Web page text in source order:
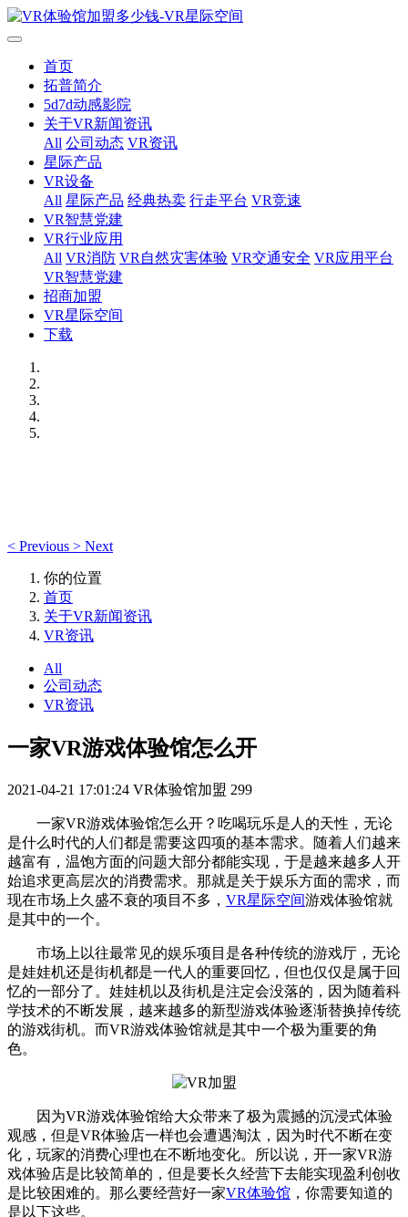
首页
拓普简介
5d7d动感影院
关于VR新闻资讯
All 公司动态 VR资讯
星际产品
VR设备
All 星际产品 经典热卖 行走平台 VR竞速
VR智慧党建
VR行业应用
All VR消防 VR自然灾害体验 VR交通安全 VR应用平台
VR智慧党建
招商加盟
VR星际空间
下载
< Previous > Next
你的位置
首页
关于VR新闻资讯
VR资讯
All
公司动态
VR资讯
一家VR游戏体验馆怎么开
2021-04-21 17:01:24 VR体验馆加盟 299
一家VR游戏体验馆怎么开？吃喝玩乐是人的天性，无论
是什么时代的人们都是需要这四项的基本需求。随着人们越来
越富有，温饱方面的问题大部分都能实现，于是越来越多人开
始追求更高层次的消费需求。那就是关于娱乐方面的需求，而
现在市场上久盛不衰的项目不多， VR星际空间游戏体验馆就
是其中的一个。
市场上以往最常见的娱乐项目是各种传统的游戏厅，无论
是娃娃机还是街机都是一代人的重要回忆，但也仅仅是属于回
忆的一部分了。娃娃机以及街机是注定会没落的，因为随着科
学技术的不断发展，越来越多的新型游戏体验逐渐替换掉传统
的游戏街机。而VR游戏体验馆就是其中一个极为重要的角
色。
因为VR游戏体验馆给大众带来了极为震撼的沉浸式体验
观感，但是VR体验店一样也会遭遇淘汰，因为时代不断在变
化，玩家的消费心理也在不断地变化。所以说，开一家VR游
戏体验店是比较简单的，但是要长久经营下去能实现盈利创收
是比较困难的。那么要经营好一家VR体验馆 ，你需要知道的
是以下这些。